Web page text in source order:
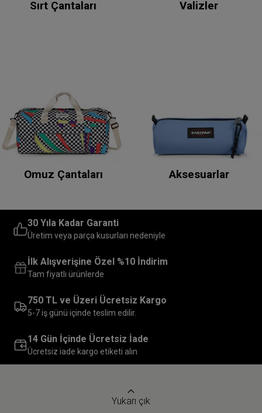
Sırt Çantaları Valizler
Omuz Çantaları Aksesuarlar
30 Yıla Kadar Garanti
Üretim veya parça kusurları nedeniyle
İlk Alışverişine Özel %10 İndirim
Tam fiyatlı ürünlerde
750 TL ve Üzeri Ücretsiz Kargo
5-7 iş günü içinde teslim edilir.
14 Gün İçinde Ücretsiz İade
Ücretsiz iade kargo etiketi alın
Yukarı çık